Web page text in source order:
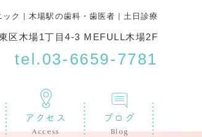
ク｜木場駅の歯科・歯医者｜土日診療
区木場1丁目4-3 MEFULL木場2F
tel. 03-6659-7781
アクセス
Access
ブログ
Blog